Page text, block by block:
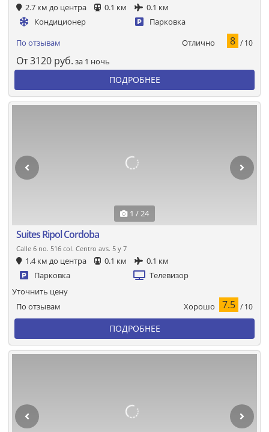
2.7 км до центра 0.1 км
0.1 км
Кондиционер
Парковка
По отзывам Отлично 8 / 10
От3120 руб. за 1 ночь
ПОДРОБНЕЕ
1 / 24
Suites Ripol Cordoba
Calle 6 no. 516 col. Centro avs. 5 y 7
1.4 км до центра 0.1 км
0.1 км
Парковка
Телевизор
По отзывам Хорошо 7.5 / 10
Уточнить цену
ПОДРОБНЕЕ